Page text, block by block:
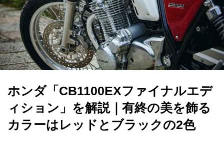
ホンダ「CB1100EXファイナルエデ
ィション」を解説｜有終の美を飾る
カラーはレッドとブラックの2色